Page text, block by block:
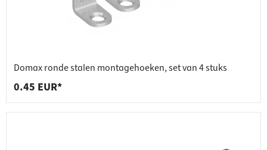
Domax ronde stalen montagehoeken, set van 4 stuks
0.45 EUR*